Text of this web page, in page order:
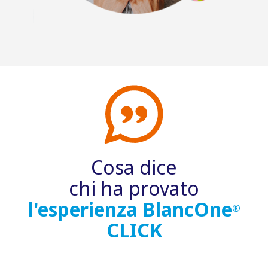
Cosa dice
chi ha provato
l'esperienza BlancOne®
CLICK